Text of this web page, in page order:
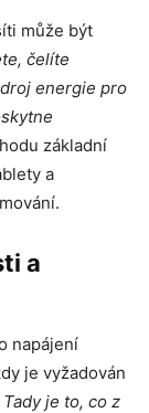
může být
čelíte
energie pro
základní
a
a
napájení
je vyžadován
Tady je to, co z